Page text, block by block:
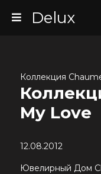
Delux
Коллекция
My Love
12.08.2012
Ювелирный Дом